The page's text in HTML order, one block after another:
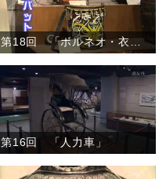
第16回 「人力車」